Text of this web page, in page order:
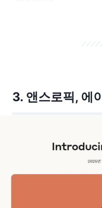
3. 앤스로픽, 에